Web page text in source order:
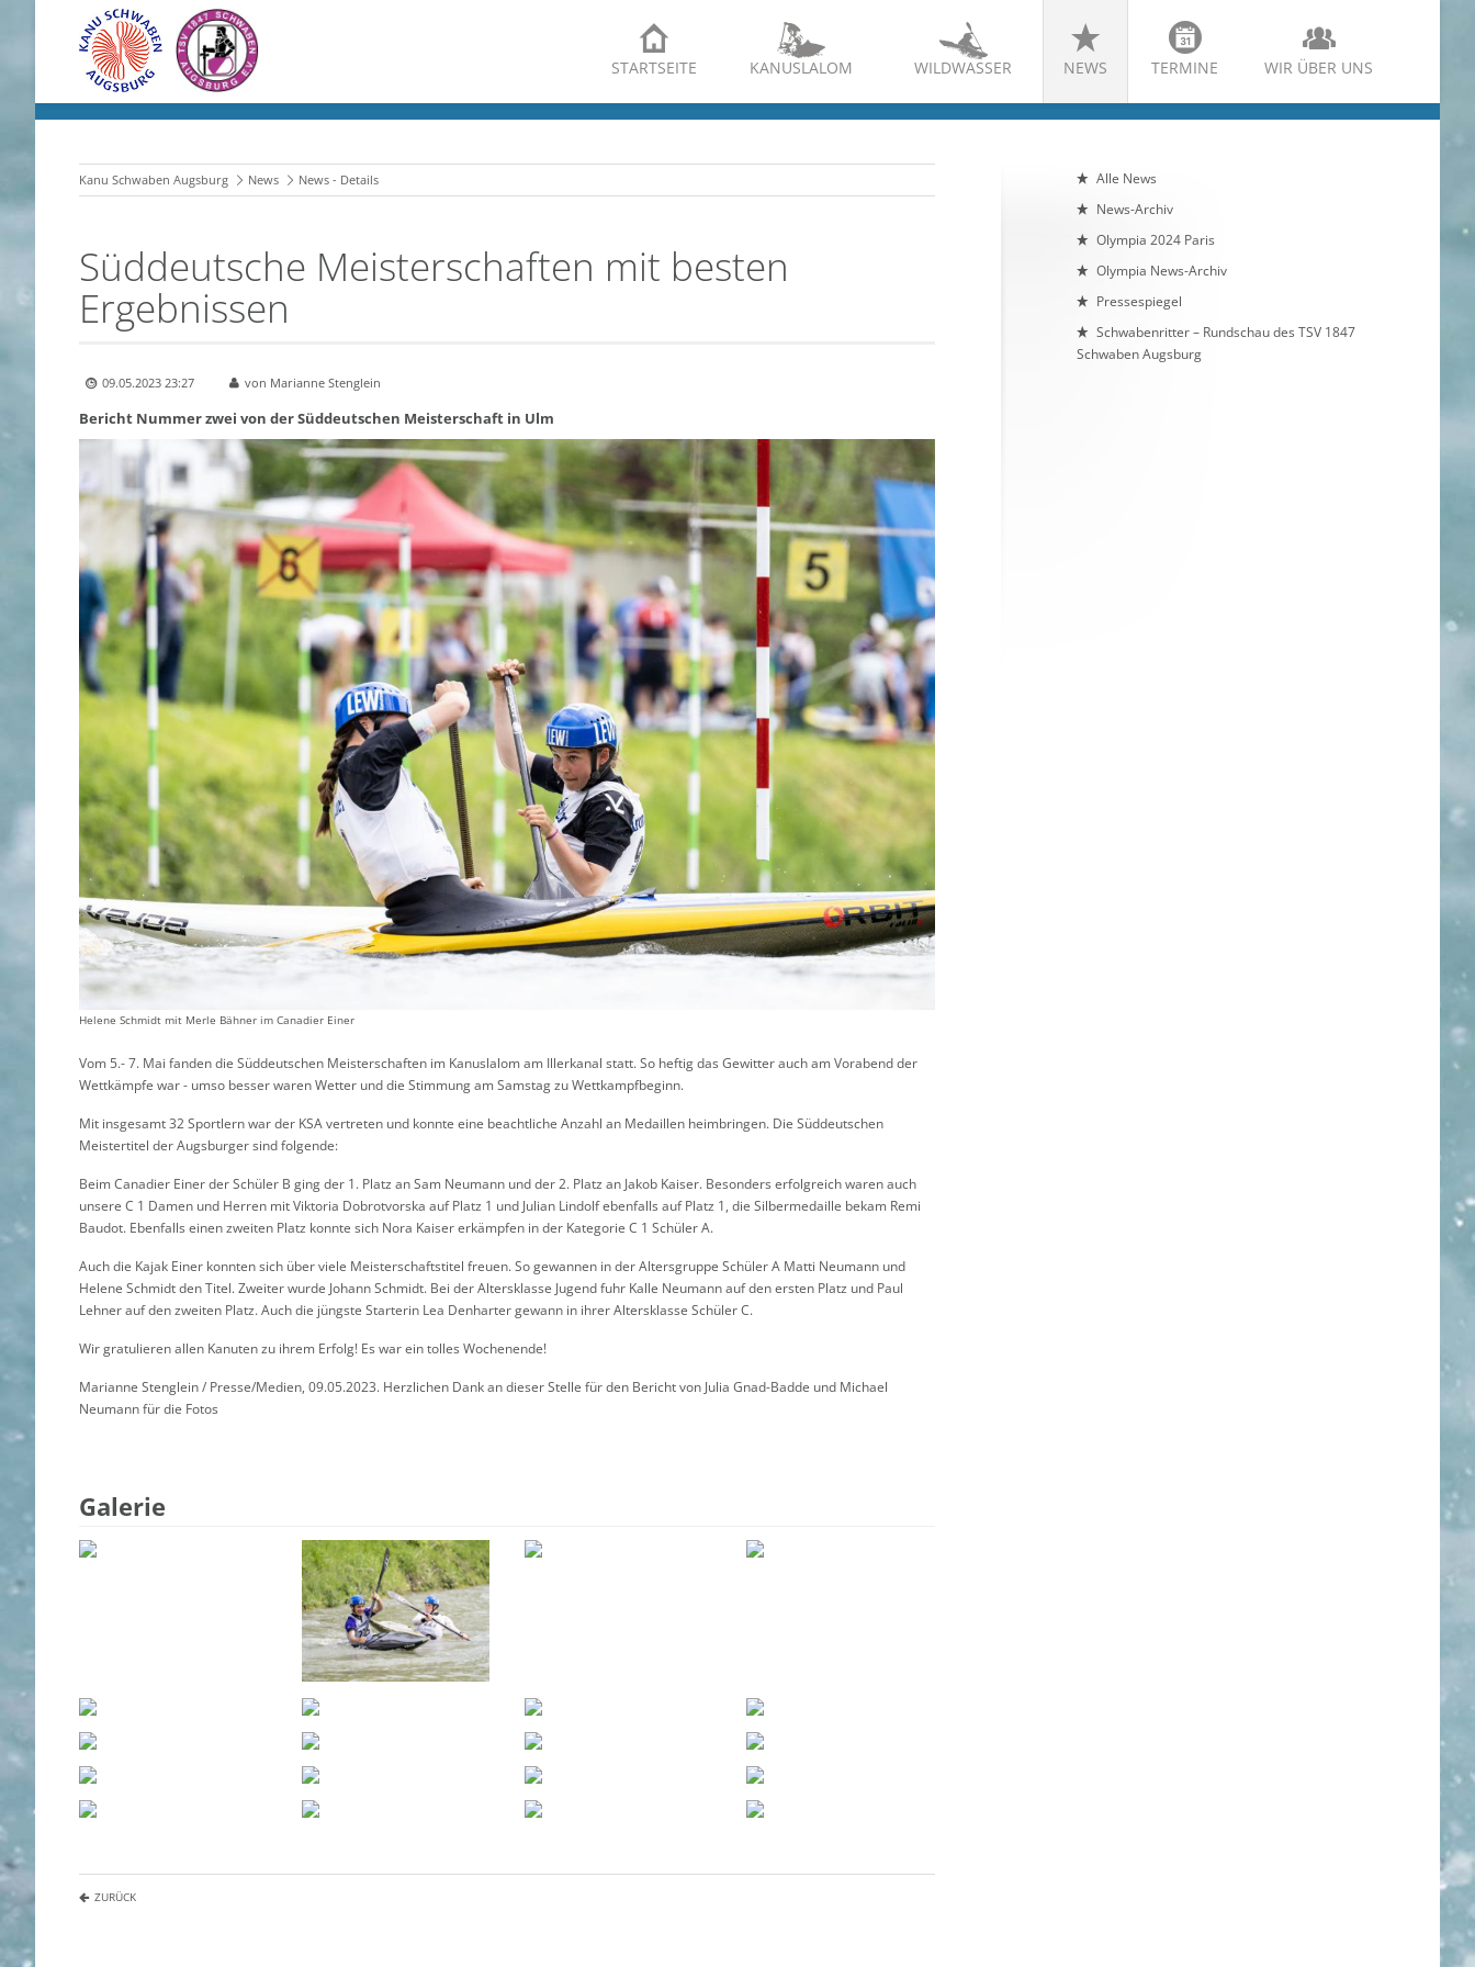
STARTSEITE KANUSLALOM WILDWASSER NEWS TERMINE WIR ÜBER UNS
Kanu Schwaben Augsburg News News - Details
Süddeutsche Meisterschaften mit besten
Ergebnissen
09.05.2023 23:27 von Marianne Stenglein
Bericht Nummer zwei von der Süddeutschen Meisterschaft in Ulm
Helene Schmidt mit Merle Bähner im Canadier Einer
Vom 5.- 7. Mai fanden die Süddeutschen Meisterschaften im Kanuslalom am Illerkanal statt. So heftig das Gewitter auch am Vorabend der
Wettkämpfe war - umso besser waren Wetter und die Stimmung am Samstag zu Wettkampfbeginn.
Mit insgesamt 32 Sportlern war der KSA vertreten und konnte eine beachtliche Anzahl an Medaillen heimbringen. Die Süddeutschen
Meistertitel der Augsburger sind folgende:
Beim Canadier Einer der Schüler B ging der 1. Platz an Sam Neumann und der 2. Platz an Jakob Kaiser. Besonders erfolgreich waren auch
unsere C 1 Damen und Herren mit Viktoria Dobrotvorska auf Platz 1 und Julian Lindolf ebenfalls auf Platz 1, die Silbermedaille bekam Remi
Baudot. Ebenfalls einen zweiten Platz konnte sich Nora Kaiser erkämpfen in der Kategorie C 1 Schüler A.
Auch die Kajak Einer konnten sich über viele Meisterschaftstitel freuen. So gewannen in der Altersgruppe Schüler A Matti Neumann und
Helene Schmidt den Titel. Zweiter wurde Johann Schmidt. Bei der Altersklasse Jugend fuhr Kalle Neumann auf den ersten Platz und Paul
Lehner auf den zweiten Platz. Auch die jüngste Starterin Lea Denharter gewann in ihrer Altersklasse Schüler C.
Wir gratulieren allen Kanuten zu ihrem Erfolg! Es war ein tolles Wochenende!
Marianne Stenglein / Presse/Medien, 09.05.2023. Herzlichen Dank an dieser Stelle für den Bericht von Julia Gnad-Badde und Michael
Neumann für die Fotos
Galerie
ZURÜCK
Alle News
News-Archiv
Olympia 2024 Paris
Olympia News-Archiv
Pressespiegel
Schwabenritter – Rundschau des TSV 1847
Schwaben Augsburg